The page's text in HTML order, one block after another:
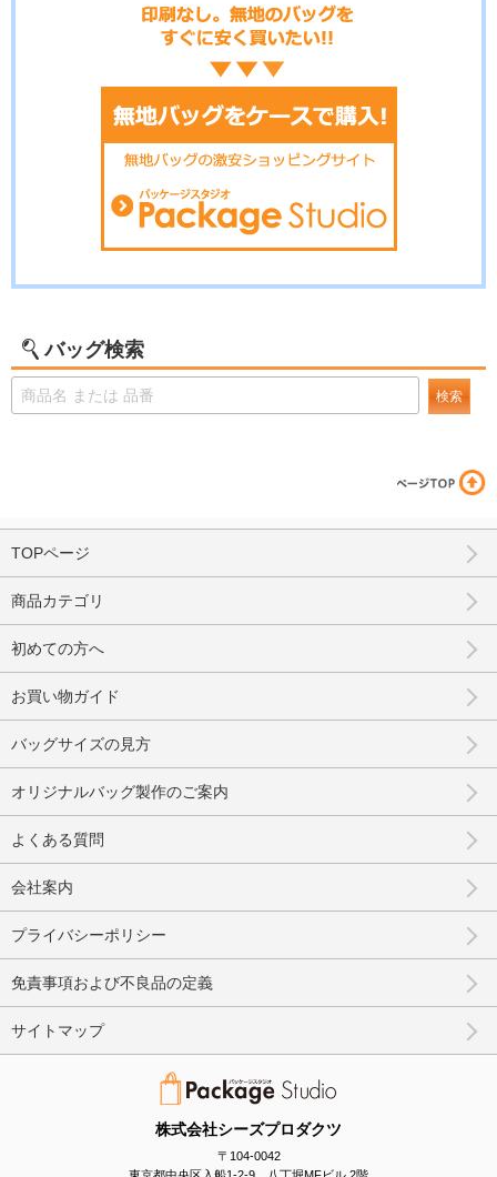
バッグ検索
検索
株式会社シーズプロダクツ
〒104-0042
TOPページ
商品カテゴリ
初めての方へ
お買い物ガイド
バッグサイズの見方
オリジナルバッグ製作のご案内
よくある質問
会社案内
プライバシーポリシー
免責事項および不良品の定義
サイトマップ